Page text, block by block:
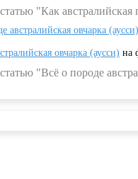
"Как
австралийская овчарка (аусси)
овчарка (аусси) на
"Всё о породе